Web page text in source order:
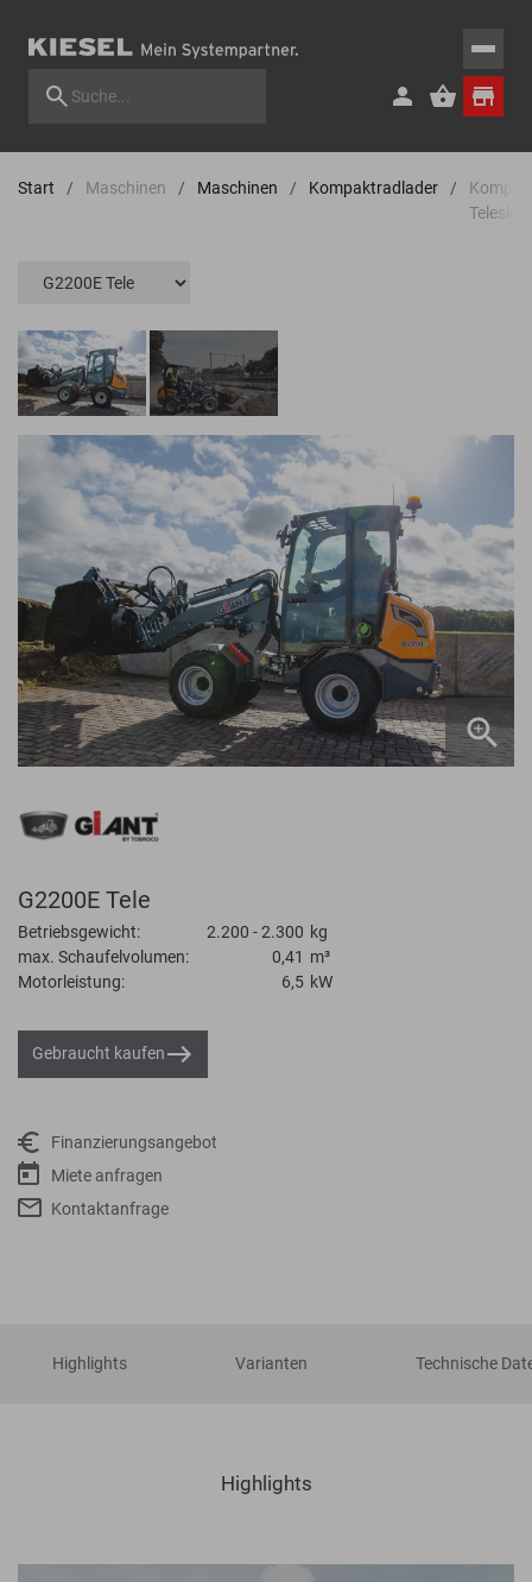
Start Maschinen Maschinen Kompaktradlader
G2200E Tele
Betriebsgewicht: 2.200 - 2.300 kg
max. Schaufelvolumen:
0,41 m³
Motorleistung:
6,5 kW
Gebraucht kaufen
Finanzierungsangebot
Miete anfragen
Kontaktanfrage
Highlights Varianten Technische
Highlights